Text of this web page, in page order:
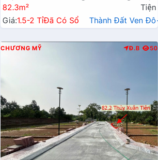
82.3m²
Tiện
Giá:1.5-2 TỉĐã Có Sổ Thành Đất Ven
CHƯƠNG MỸ Đ.B 50